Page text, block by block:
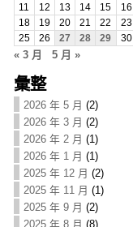
11
12 13 14 15 16
18
19 20 21 22 23
25
26 27 28 29 30
« 3 月 5 月 »
彙整
2026 年 5 月 (2)
2026 年 3 月 (2)
2026 年 2 月 (1)
2026 年 1 月 (1)
2025 年 12 月 (2)
2025 年 11 月 (1)
2025 年 9 月 (2)
2025 年 8 月 (8)